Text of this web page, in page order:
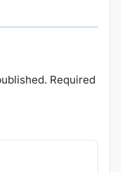
Required